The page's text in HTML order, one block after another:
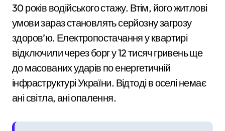
30 років водійського стажу. Втім, його житлові
умови зараз становлять серйозну загрозу
здоров’ю. Електропостачання у квартирі
відключили через борг у 12 тисяч гривень ще
до масованих ударів по енергетичній
інфраструктурі України. Відтоді в оселі немає
ані світла, ані опалення.